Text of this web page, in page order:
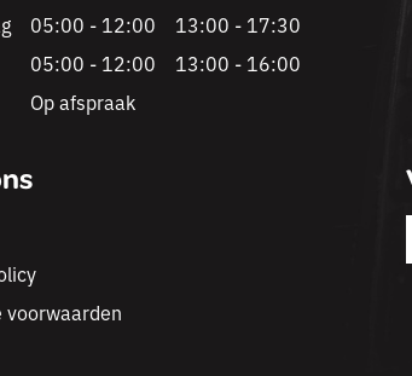
05:00 - 12:00
13:00 - 17:30
05:00 - 12:00
13:00 - 16:00
Op afspraak
voorwaarden